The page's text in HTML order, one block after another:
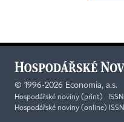
© 1996-2026 Economia, a.s.
Hospodářské noviny (print)
Hospodářské noviny (online)